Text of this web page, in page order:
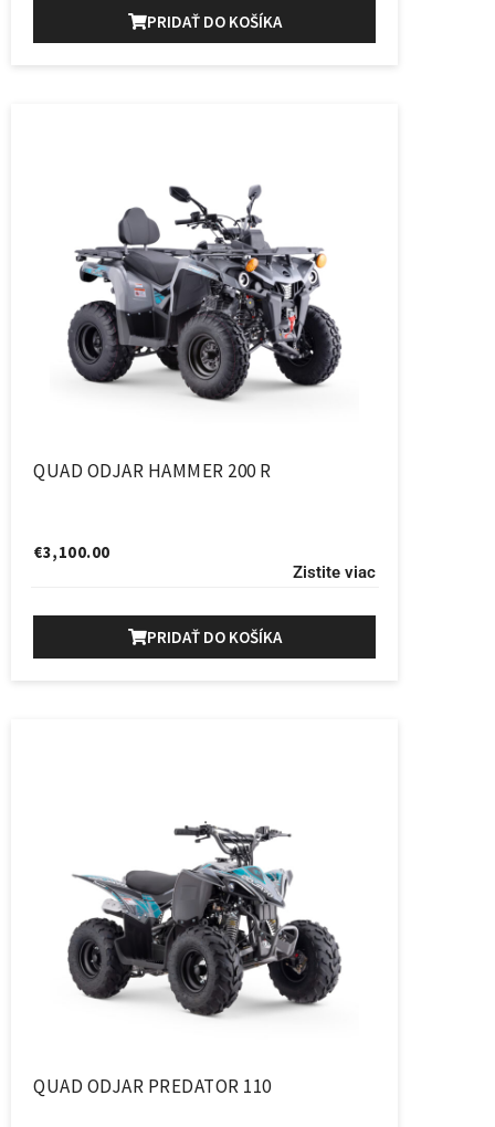
PRIDAŤ DO KOŠÍKA
QUAD ODJAR HAMMER 200 R
€3,100.00
Zistite viac
PRIDAŤ DO KOŠÍKA
QUAD ODJAR PREDATOR 110